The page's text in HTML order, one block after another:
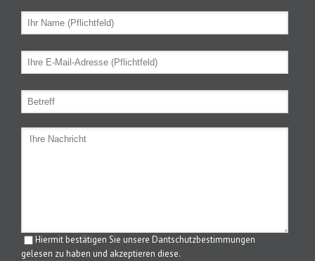
Hiermit bestätigen Sie unsere Dantschutzbestimmungen
gelesen zu haben und akzeptieren diese.